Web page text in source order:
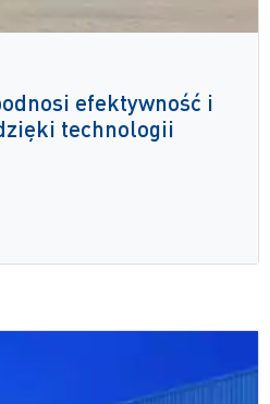
efektywność i
technologii